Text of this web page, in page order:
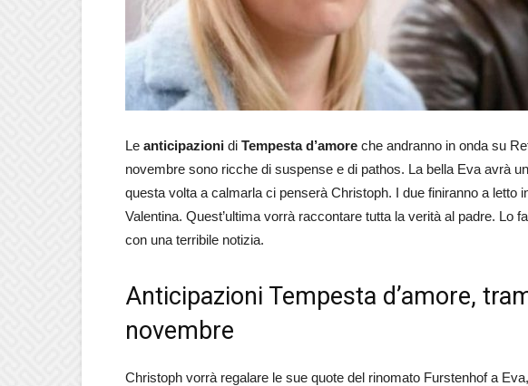
Le anticipazioni di Tempesta d’amore che andranno in onda su
novembre sono ricche di suspense e di pathos. La bella Eva avrà
questa volta a calmarla ci penserà Christoph. I due finiranno a letto
Valentina. Quest’ultima vorrà raccontare tutta la verità al padre. Lo
con una terribile notizia.
Anticipazioni Tempesta d’amore,
novembre
Christoph vorrà regalare le sue quote del rinomato Furstenhof a